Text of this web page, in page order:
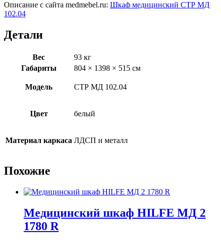
Описание с сайта medmebel.ru: Шкаф медицинский СТР МД
102.04
Детали
Вес
93 кг
Габариты
804 × 1398 × 515 см
Модель СТР МД 102.04
Цвет белый
Материал каркаса ЛДСП и металл
Похожие
Медицинский шкаф HILFE МД 2
1780 R